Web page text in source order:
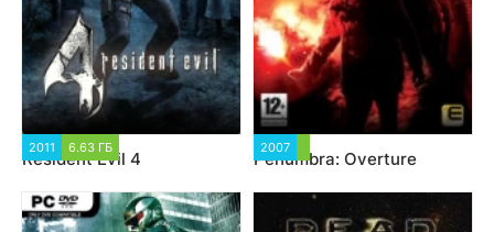
2011 6.63 ГБ
Resident Evil 4
2007
Penumbra: Overture